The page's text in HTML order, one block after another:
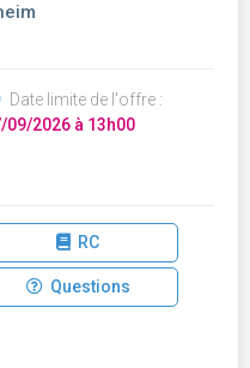
Date limite de l'offre :
09/2026 à 13h00
RC
Questions